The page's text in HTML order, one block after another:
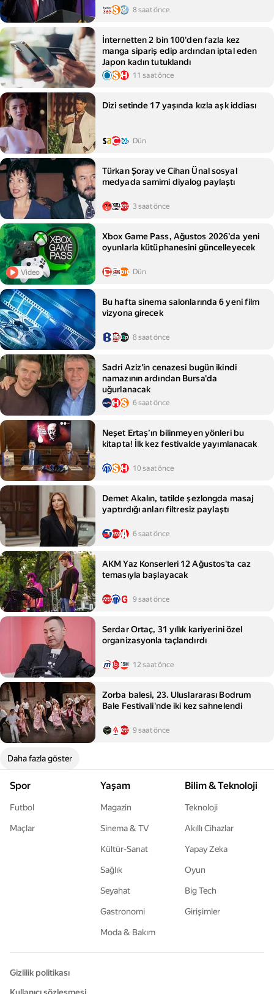
8 saat önce
İnternetten 2 bin 100'den fazla kez
manga sipariş edip ardından iptal eden
Japon kadın tutuklandı
11 saat önce
Dizi setinde 17 yaşında kızla aşk iddiası
Dün
Türkan Şoray ve Cihan Ünal sosyal
medyada samimi diyalog paylaştı
3 saat önce
Video
Xbox Game Pass, Ağustos 2026'da yeni
oyunlarla kütüphanesini güncelleyecek
Dün
Bu hafta sinema salonlarında 6 yeni film
vizyona girecek
8 saat önce
Sadri Aziz'in cenazesi bugün ikindi
namazının ardından Bursa'da
uğurlanacak
6 saat önce
Neşet Ertaş’ın bilinmeyen yönleri bu
kitapta! İlk kez festivalde yayımlanacak
10 saat önce
Demet Akalın, tatilde şezlongda masaj
yaptırdığı anları filtresiz paylaştı
6 saat önce
AKM Yaz Konserleri 12 Ağustos'ta caz
temasıyla başlayacak
9 saat önce
Serdar Ortaç, 31 yıllık kariyerini özel
organizasyonla taçlandırdı
12 saat önce
Zorba balesi, 23. Uluslararası Bodrum
Bale Festivali'nde iki kez sahnelendi
9 saat önce
Daha fazla göster
Spor
Futbol
Maçlar
Yaşam
Magazin
Sinema & TV
Kültür-Sanat
Sağlık
Seyahat
Gastronomi
Moda & Bakım
Bilim & Teknoloji
Teknoloji
Akıllı Cihazlar
Yapay Zeka
Oyun
Big Tech
Girişimler
Gizlilik politikası